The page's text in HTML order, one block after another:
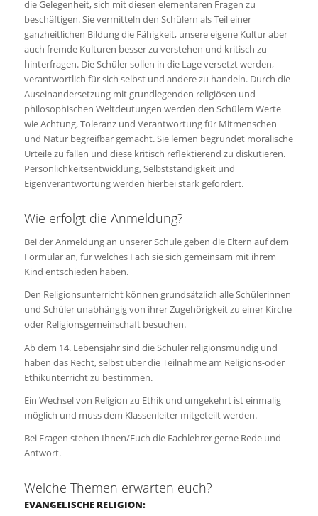
die Gelegenheit, sich mit diesen elementaren Fragen zu
beschäftigen. Sie vermitteln den Schülern als Teil einer
ganzheitlichen Bildung die Fähigkeit, unsere eigene Kultur aber
auch fremde Kulturen besser zu verstehen und kritisch zu
hinterfragen. Die Schüler sollen in die Lage versetzt werden,
verantwortlich für sich selbst und andere zu handeln. Durch die
Auseinandersetzung mit grundlegenden religiösen und
philosophischen Weltdeutungen werden den Schülern Werte
wie Achtung, Toleranz und Verantwortung für Mitmenschen
und Natur begreifbar gemacht. Sie lernen begründet moralische
Urteile zu fällen und diese kritisch reflektierend zu diskutieren.
Persönlichkeitsentwicklung, Selbstständigkeit und
Eigenverantwortung werden hierbei stark gefördert.
Wie erfolgt die Anmeldung?
Bei der Anmeldung an unserer Schule geben die Eltern auf dem
Formular an, für welches Fach sie sich gemeinsam mit ihrem
Kind entschieden haben.
Den Religionsunterricht können grundsätzlich alle Schülerinnen
und Schüler unabhängig von ihrer Zugehörigkeit zu einer Kirche
oder Religionsgemeinschaft besuchen.
Ab dem 14. Lebensjahr sind die Schüler religionsmündig und
haben das Recht, selbst über die Teilnahme am Religions-oder
Ethikunterricht zu bestimmen.
Ein Wechsel von Religion zu Ethik und umgekehrt ist einmalig
möglich und muss dem Klassenleiter mitgeteilt werden.
Bei Fragen stehen Ihnen/Euch die Fachlehrer gerne Rede und
Antwort.
Welche Themen erwarten euch?
EVANGELISCHE RELIGION: